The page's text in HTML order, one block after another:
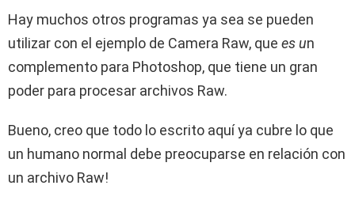
Hay muchos otros programas ya sea se pueden
utilizar con el ejemplo de Camera Raw, que es un
complemento para Photoshop, que tiene un gran
poder para procesar archivos Raw.
Bueno, creo que todo lo escrito aquí ya cubre lo que
un humano normal debe preocuparse en relación con
un archivo Raw!